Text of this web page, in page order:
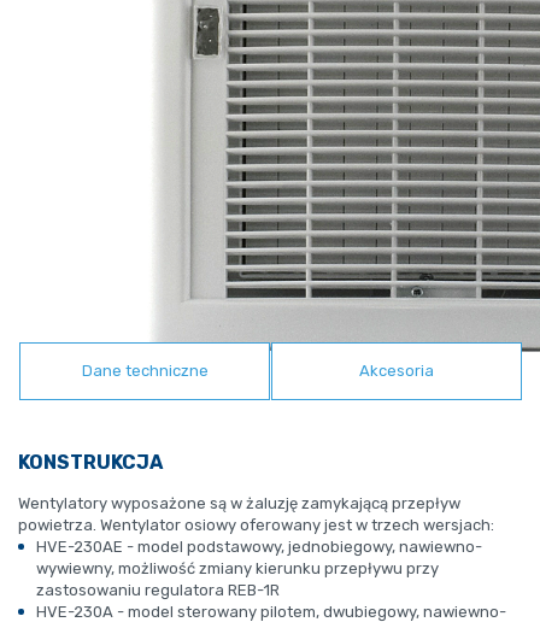
Dane techniczne Akcesoria
KONSTRUKCJA
Wentylatory wyposażone są w żaluzję zamykającą przepływ
powietrza. Wentylator osiowy oferowany jest w trzech wersjach:
HVE-230AE - model podstawowy, jednobiegowy, nawiewno-
wywiewny, możliwość zmiany kierunku przepływu przy
zastosowaniu regulatora REB-1R
HVE-230A - model sterowany pilotem, dwubiegowy, nawiewno-